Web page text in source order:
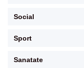
Social
Sport
Sanatate